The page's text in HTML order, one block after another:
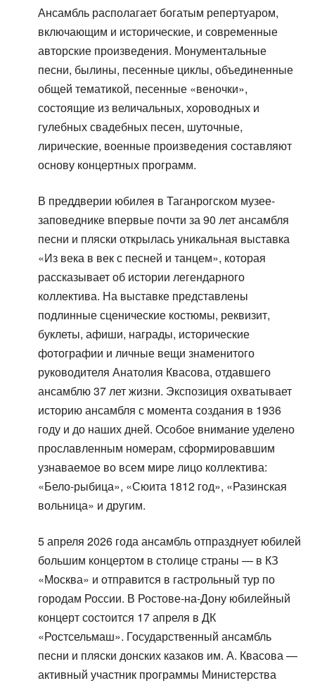
Ансамбль располагает богатым репертуаром,
включающим и исторические, и современные
авторские произведения. Монументальные
песни, былины, песенные циклы, объединенные
общей тематикой, песенные «веночки»,
состоящие из величальных, хороводных и
гулебных свадебных песен, шуточные,
лирические, военные произведения составляют
основу концертных программ.
В преддверии юбилея в Таганрогском музее-
заповеднике впервые почти за 90 лет ансамбля
песни и пляски открылась уникальная выставка
«Из века в век с песней и танцем», которая
рассказывает об истории легендарного
коллектива. На выставке представлены
подлинные сценические костюмы, реквизит,
буклеты, афиши, награды, исторические
фотографии и личные вещи знаменитого
руководителя Анатолия Квасова, отдавшего
ансамблю 37 лет жизни. Экспозиция охватывает
историю ансамбля с момента создания в 1936
году и до наших дней. Особое внимание уделено
прославленным номерам, сформировавшим
узнаваемое во всем мире лицо коллектива:
«Бело-рыбица», «Сюита 1812 год», «Разинская
вольница» и другим.
5 апреля 2026 года ансамбль отпразднует юбилей
большим концертом в столице страны — в КЗ
«Москва» и отправится в гастрольный тур по
городам России. В Ростове-на-Дону юбилейный
концерт состоится 17 апреля в ДК
«Ростсельмаш». Государственный ансамбль
песни и пляски донских казаков им. А. Квасова —
активный участник программы Министерства